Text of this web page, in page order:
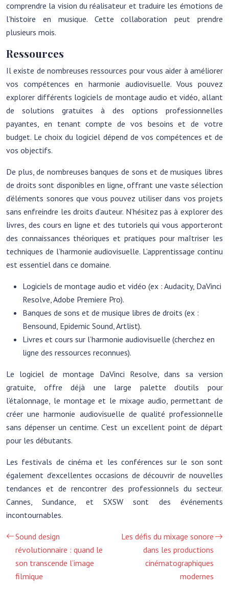
comprendre la vision du réalisateur et traduire les émotions de
l’histoire en musique. Cette collaboration peut prendre
plusieurs mois.
Ressources
Il existe de nombreuses ressources pour vous aider à améliorer
vos compétences en harmonie audiovisuelle. Vous pouvez
explorer différents logiciels de montage audio et vidéo, allant
de solutions gratuites à des options professionnelles
payantes, en tenant compte de vos besoins et de votre
budget. Le choix du logiciel dépend de vos compétences et de
vos objectifs.
De plus, de nombreuses banques de sons et de musiques libres
de droits sont disponibles en ligne, offrant une vaste sélection
d’éléments sonores que vous pouvez utiliser dans vos projets
sans enfreindre les droits d’auteur. N’hésitez pas à explorer des
livres, des cours en ligne et des tutoriels qui vous apporteront
des connaissances théoriques et pratiques pour maîtriser les
techniques de l’harmonie audiovisuelle. L’apprentissage continu
est essentiel dans ce domaine.
Logiciels de montage audio et vidéo (ex : Audacity, DaVinci
Resolve, Adobe Premiere Pro).
Banques de sons et de musique libres de droits (ex :
Bensound, Epidemic Sound, Artlist).
Livres et cours sur l’harmonie audiovisuelle (cherchez en
ligne des ressources reconnues).
Le logiciel de montage DaVinci Resolve, dans sa version
gratuite, offre déjà une large palette d’outils pour
l’étalonnage, le montage et le mixage audio, permettant de
créer une harmonie audiovisuelle de qualité professionnelle
sans dépenser un centime. C’est un excellent point de départ
pour les débutants.
Les festivals de cinéma et les conférences sur le son sont
également d’excellentes occasions de découvrir de nouvelles
tendances et de rencontrer des professionnels du secteur.
Cannes, Sundance, et SXSW sont des événements
incontournables.
Sound design
révolutionnaire : quand le
son transcende l’image
filmique
Les défis du mixage sonore
dans les productions
cinématographiques
modernes